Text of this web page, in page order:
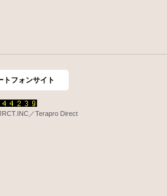
トフォンサイト
／Terapro Direct